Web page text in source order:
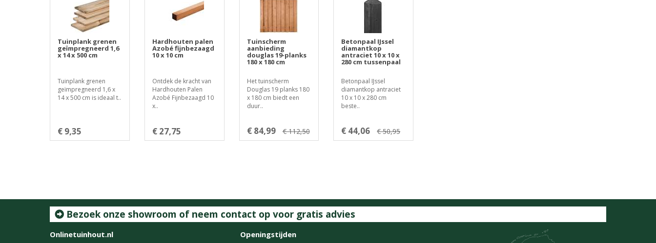
Tuinplank grenen
geïmpregneerd 1,6
x 14 x 500 cm
Tuinplank grenen
geïmpregneerd 1,6 x
14 x 500 cm is ideaal t..
€ 9,35
Hardhouten palen
Azobé fijnbezaagd
10 x 10 cm
Ontdek de kracht van
Hardhouten Palen
Azobé Fijnbezaagd 10
x..
€ 27,75
Tuinscherm
aanbieding
douglas 19-planks
180 x 180 cm
Het tuinscherm
Douglas 19 planks 180
x 180 cm biedt een
duur..
€ 84,99 € 112,50
Betonpaal IJssel
diamantkop
antraciet 10 x 10 x
280 cm tussenpaal
Betonpaal IJssel
diamantkop antraciet
10 x 10 x 280 cm
beste..
€ 44,06 € 50,95
Bezoek onze showroom of neem contact op voor gratis advies
Onlinetuinhout.nl Openingstijden